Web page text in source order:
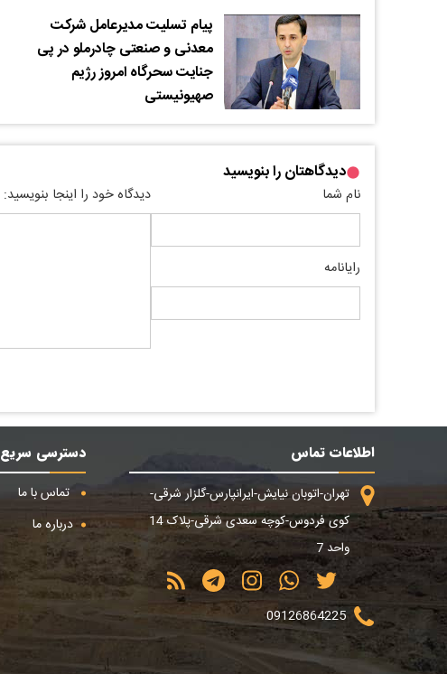
پیام تسلیت مدیرعامل شرکت
معدنی و صنعتی چادرملو در پی
جنایت سحرگاه امروز رژیم
صهیونیستی
دیدگاهتان را بنویسید
نام شما
رایانامه
دیدگاه خود را اینجا بنویسید:
اطلاعات تماس
تهران-اتوبان نیایش-ایرانپارس-گلزار شرقی-
کوی فردوس-کوچه سعدی شرقی-پلاک 14
واحد 7
09126864225
دسترسی سریع
تماس با ما
درباره ما